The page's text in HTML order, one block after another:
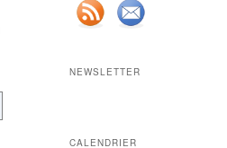
NEWSLETTER
CALENDRIER